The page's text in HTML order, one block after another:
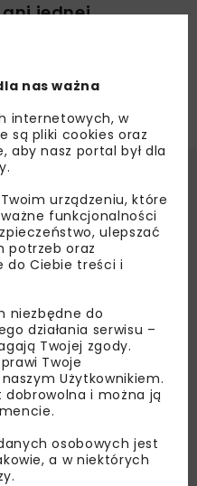
ani jednej
nas ważna
internetowych, w
są pliki cookies oraz
aby nasz portal był dla
urządzeniu, które
funkcjonalności
ulepszać
potrzeb oraz
do Ciebie treści i
niezbędne do
działania serwisu –
Twojej zgody.
Twoje
Użytkownikiem.
dobrowolna i można ją
osobowych jest
a w niektórych